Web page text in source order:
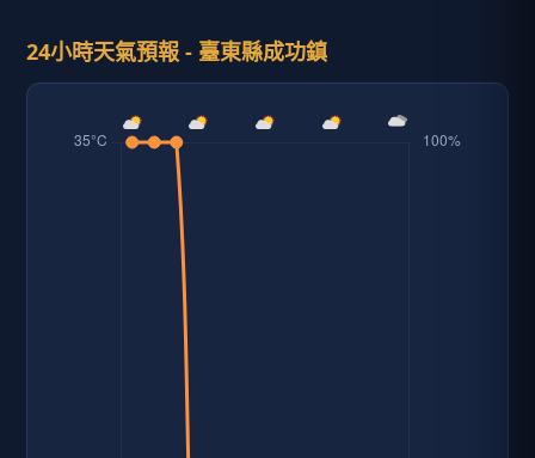
24小時天氣預報 - 臺東縣成功鎮